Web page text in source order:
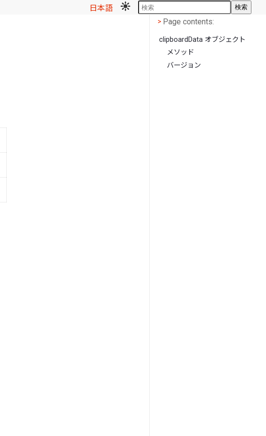
日本語 検索
< Page contents
> Page contents:
clipboardData オブジェクト
メソッド
バージョン